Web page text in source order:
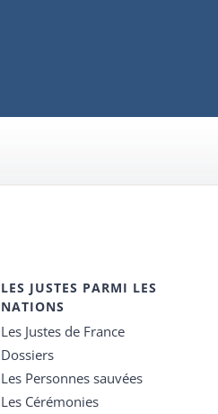
LES JUSTES PARMI LES
NATIONS
Les Justes de France
Dossiers
Les Personnes sauvées
Les Cérémonies